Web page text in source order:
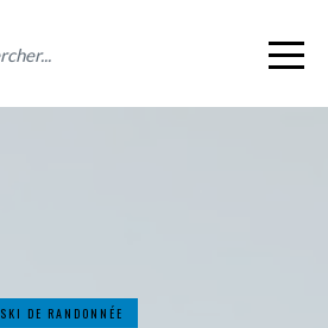
SKI DE RANDONNÉE